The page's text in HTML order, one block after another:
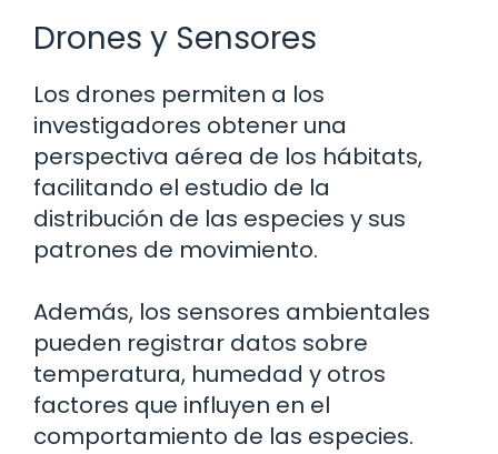
Drones y Sensores
Los drones permiten a los
investigadores obtener una
perspectiva aérea de los hábitats,
facilitando el estudio de la
distribución de las especies y sus
patrones de movimiento.
Además, los sensores ambientales
pueden registrar datos sobre
temperatura, humedad y otros
factores que influyen en el
comportamiento de las especies.